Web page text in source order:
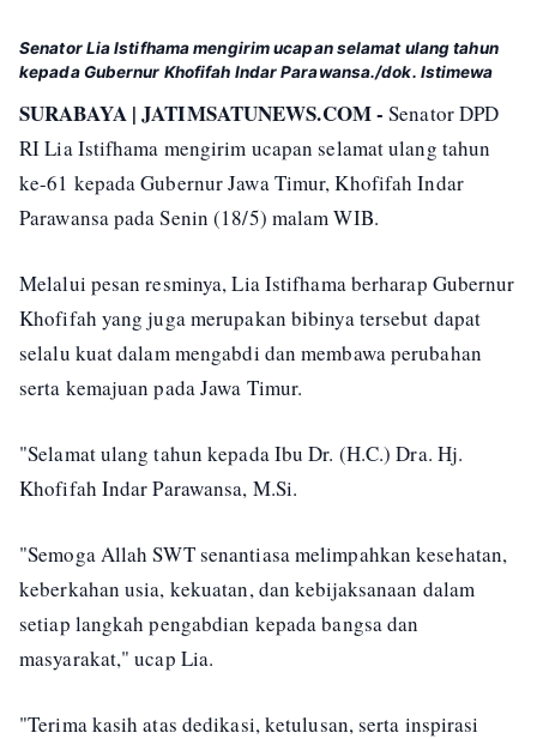
Senator Lia Istifhama mengirim ucapan selamat ulang tahun
kepada Gubernur Khofifah Indar Parawansa./dok. Istimewa
SURABAYA | JATIMSATUNEWS.COM - Senator DPD
RI Lia Istifhama mengirim ucapan selamat ulang tahun
ke-61 kepada Gubernur Jawa Timur, Khofifah Indar
Parawansa pada Senin (18/5) malam WIB.
Melalui pesan resminya, Lia Istifhama berharap Gubernur
Khofifah yang juga merupakan bibinya tersebut dapat
selalu kuat dalam mengabdi dan membawa perubahan
serta kemajuan pada Jawa Timur.
"Selamat ulang tahun kepada Ibu Dr. (H.C.) Dra. Hj.
Khofifah Indar Parawansa, M.Si.
"Semoga Allah SWT senantiasa melimpahkan kesehatan,
keberkahan usia, kekuatan, dan kebijaksanaan dalam
setiap langkah pengabdian kepada bangsa dan
masyarakat," ucap Lia.
"Terima kasih atas dedikasi, ketulusan, serta inspirasi